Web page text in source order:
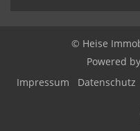
© Heise
Powered by
Impressum
Datenschutz